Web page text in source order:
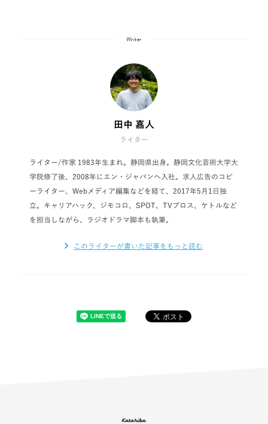
Writer
田中 嘉人
ライター
ライター/作家 1983年生まれ。静岡県出身。静岡文化芸術大学大
学院修了後、2008年にエン・ジャパンへ入社。求人広告のコピ
ーライター、Webメディア編集などを経て、2017年5月1日独
立。キャリアハック、ジモコロ、SPOT、TVブロス、ケトルなど
を担当しながら、ラジオドラマ脚本も執筆。
このライターが書いた記事をもっと読む